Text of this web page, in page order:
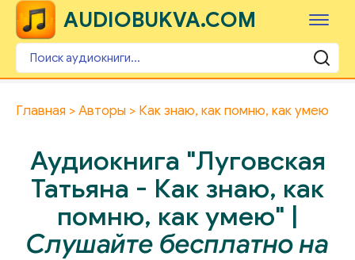
AUDIOBUKVA.COM
Главная Авторы Как знаю, как помню, как умею
Аудиокнига "Луговская
Татьяна - Как знаю, как
помню, как умею" |
Слушайте бесплатно на